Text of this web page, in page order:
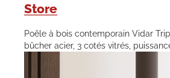
Store
Poêle à bois contemporain Vidar
bûcher acier, 3 cotés vitrés,